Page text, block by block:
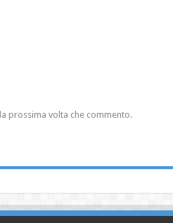
prossima volta che commento.